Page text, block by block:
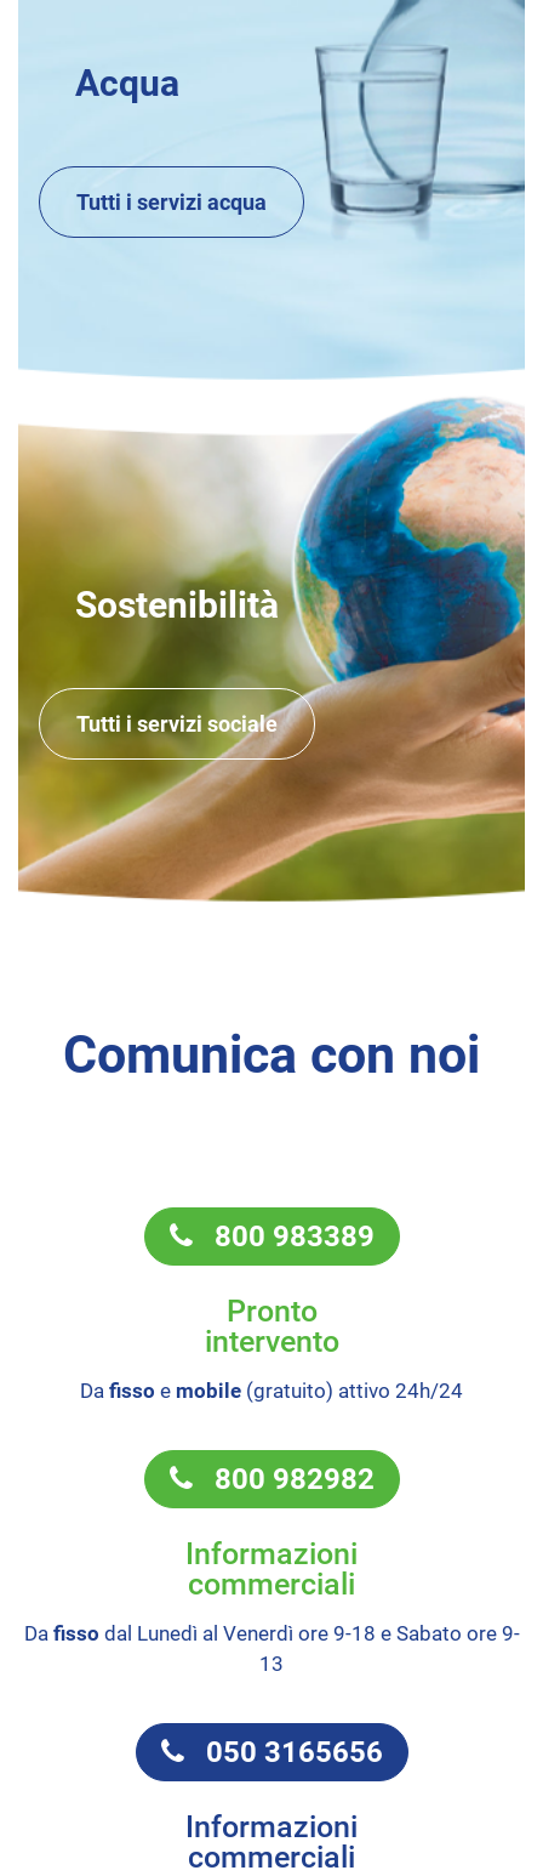
Acqua
Tutti i servizi acqua
Sostenibilità
Tutti i servizi sociale
Comunica con noi
800 983389
Pronto
intervento
Da fisso e mobile (gratuito) attivo 24h/24
800 982982
Informazioni
commerciali
Da fisso dal Lunedì al Venerdì ore 9-18 e Sabato ore 9-
13
050 3165656
Informazioni
commerciali